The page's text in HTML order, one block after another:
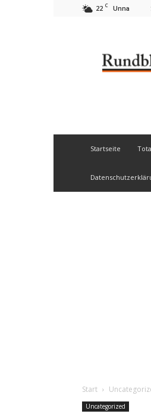
22 C Unna
Startseite
Start
Uncategorized